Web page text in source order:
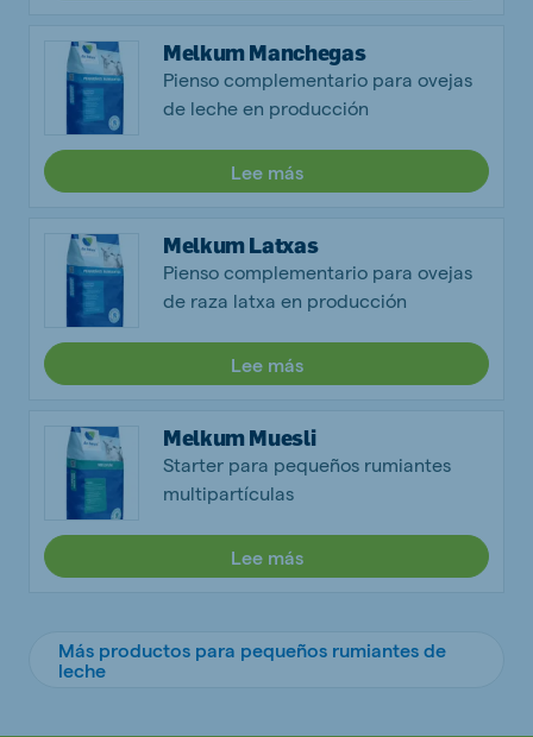
Melkum Manchegas
Pienso complementario para ovejas
de leche en producción
Lee más
Melkum Latxas
Pienso complementario para ovejas
de raza latxa en producción
Lee más
Melkum Muesli
Starter para pequeños rumiantes
multipartículas
Lee más
Más productos para pequeños rumiantes de
leche